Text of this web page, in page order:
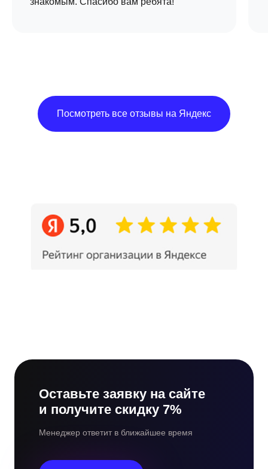
Посмотреть все отзывы на Яндекс
Оставьте заявку на сайте
и получите скидку 7%
Менеджер ответит в ближайшее время